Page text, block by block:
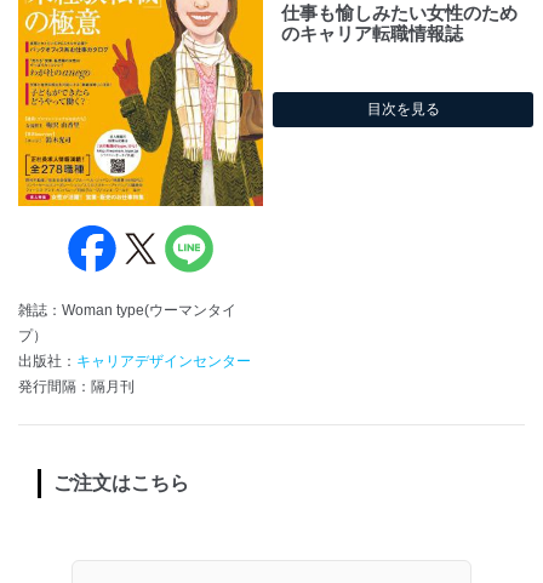
雑誌：Woman type(ウーマンタイ
プ）
出版社： キャリアデザインセンター
発行間隔：隔月刊
仕事も愉しみたい女性のため
のキャリア転職情報誌
目次を見る
ご注文はこちら